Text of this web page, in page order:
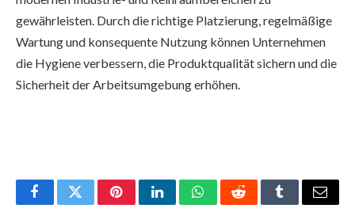
gewährleisten. Durch die richtige Platzierung, regelmäßige
Wartung und konsequente Nutzung können Unternehmen
die Hygiene verbessern, die Produktqualität sichern und die
Sicherheit der Arbeitsumgebung erhöhen.
FacebookTwitterPinterestLinkedInWhatsAppRedditTumblrEmail